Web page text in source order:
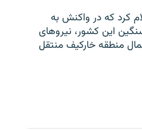
کرد که در واکنش به
این کشور، نیروهای
منطقه خارکیف منتقل